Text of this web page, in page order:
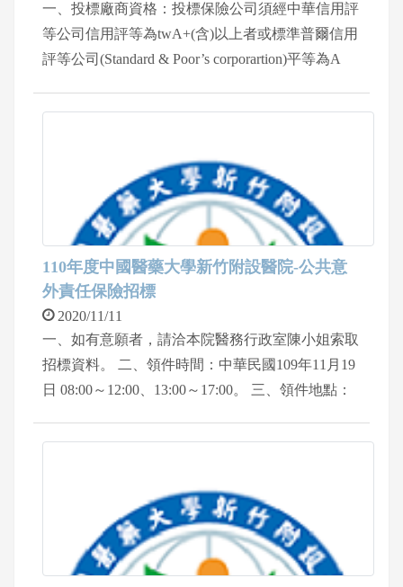
一、投標廠商資格：投標保險公司須經中華信用評
等公司信用評等為twA+(含)以上者或標準普爾信用
評等公司(Standard & Poor’s corporartion)平等為A
設醫院總務室 三、領件時間：109年11月20日~109
地點：中國醫藥大學新竹附設醫院地下一樓 總務
室 五、聯絡電話：03-558-0558分機2098翁先生
六、入院請配合院方防疫措施
110年度中國醫藥大學新竹附設醫院-公共意
外責任保險招標
2020/11/11
一、如有意願者，請洽本院醫務行政室陳小姐索取
招標資料。 二、領件時間：中華民國109年11月19
日 08:00～12:00、13:00～17:00。 三、領件地點：
台。 (新竹縣竹北市興隆一段199號)
陳小姐。 五、入院請配合院方防疫措施